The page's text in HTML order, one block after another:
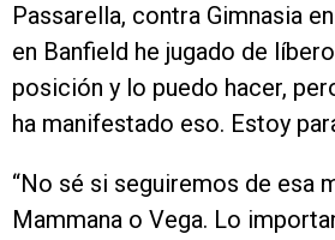
Passarella, contra Gimnasia
en Banfield he jugado de
posición y lo puedo hacer,
ha manifestado eso. Estoy
“No sé si seguiremos de esa
Mammana o Vega. Lo